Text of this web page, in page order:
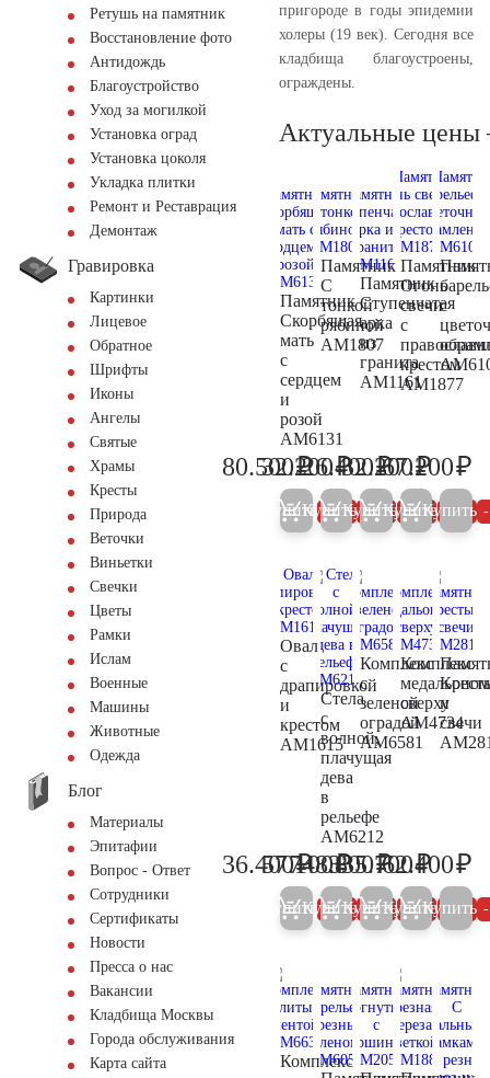
Ретушь на памятник
Восстановление фото
Антидождь
Благоустройство
Уход за могилкой
Установка оград
Установка цоколя
Укладка плитки
Ремонт и Реставрация
Демонтаж
Гравировка
Картинки
Лицевое
Обратное
Шрифты
Иконы
Ангелы
Святые
Храмы
Кресты
Природа
Веточки
Виньетки
Свечки
Цветы
Рамки
Ислам
Военные
Машины
Животные
Одежда
Блог
Материалы
Эпитафии
Вопрос - Ответ
Сотрудники
Сертификаты
Новости
Пресса о нас
Вакансии
Кладбища Москвы
Города обслуживания
Карта сайта
пригороде в годы эпидемии
холеры (19 век). Сегодня все
кладбища благоустроены,
ограждены.
Актуальные
Памятник
Скорбящая
мать
с
сердцем
и
розой
AM6131
84.700
80.500₽
Купить 5%
Памятник
С
тонкой
рябиной
AM1807
33.900
32.200₽
Купить 5%
Памятник
Ступенчатая
арка
из
гранита
AM1161
27.800
26.400₽
Купить 5%
Памятник
Огонь
свечи
с
крестом
AM1877
33.900
32.200₽
Купить 5%
с
67.200₽
Купить
Овал
с
драпировкой
и
крестом
AM1615
38.300
36.400₽
Купить 5%
Стела
с
волной,
плачущая
дева
в
рельефе
AM6212
60.100
57.100₽
Купить 5%
Комплекс
с
зеленой
оградой
AM6581
788.200
748.800₽
Купить 5%
Комплекс
медальоном
сверху
AM4734
353.400
335.700₽
Купить 5%
и
свечи
62.400₽
Купить
Комплекс